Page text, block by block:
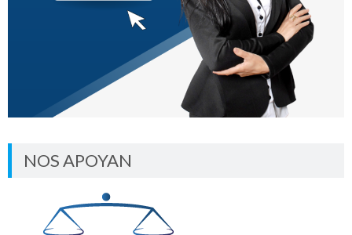
NOS APOYAN